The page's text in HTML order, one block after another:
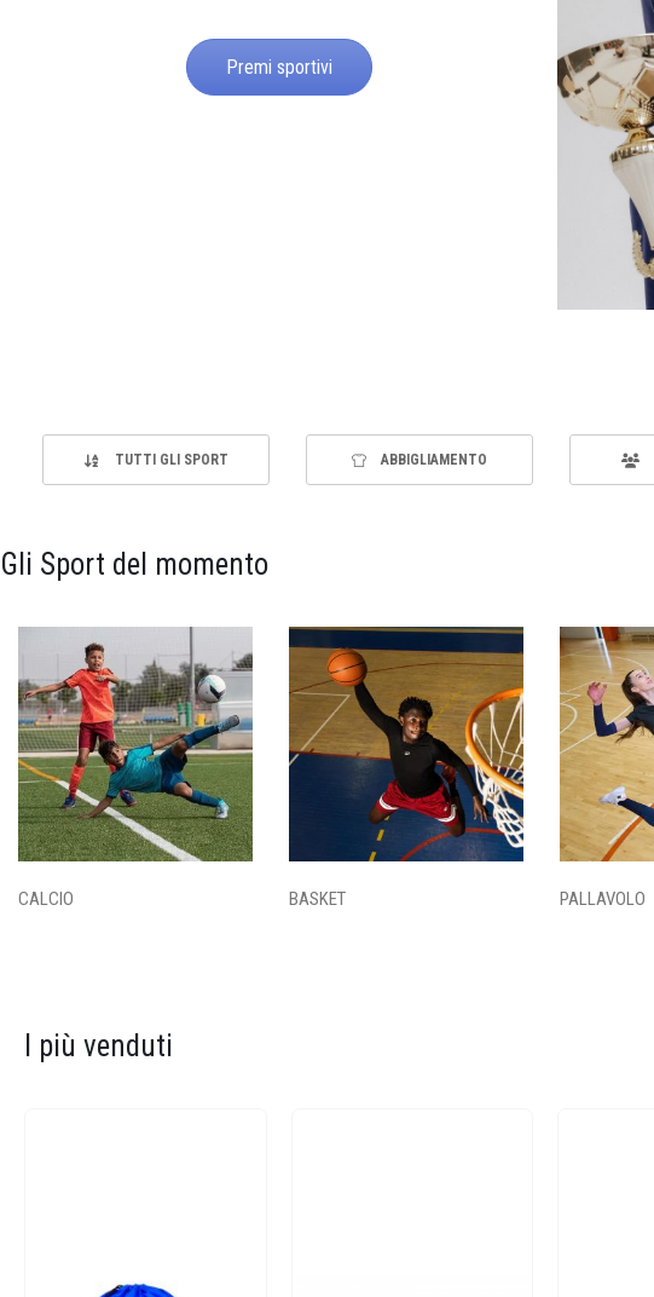
Premi sportivi
TUTTI GLI SPORT ABBIGLIAMENTO
Gli Sport del momento
CALCIO BASKET PALLAVOLO
I più venduti